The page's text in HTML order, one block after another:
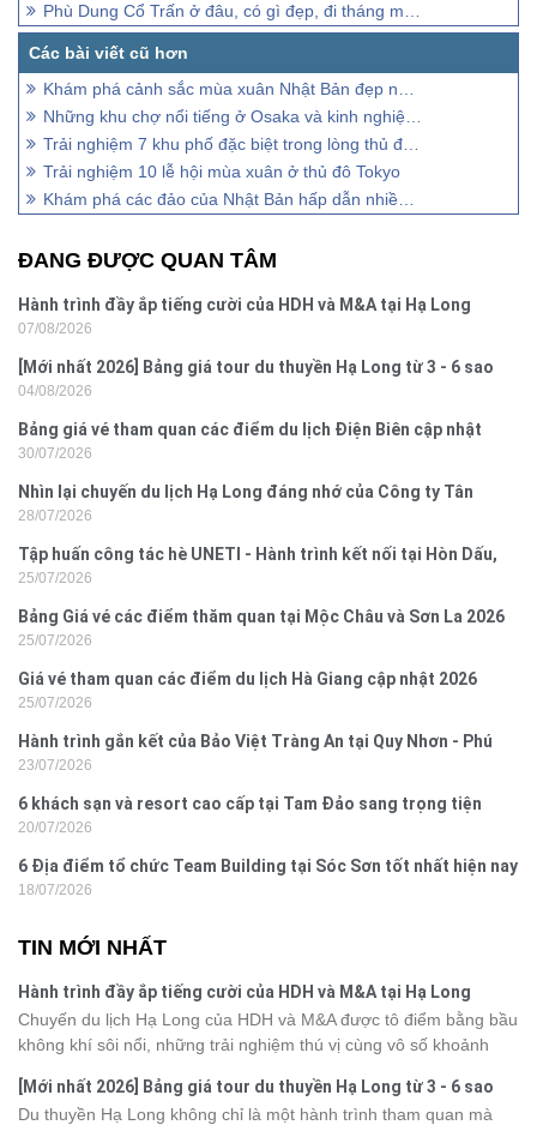
Phù Dung Cổ Trấn ở đâu, có gì đẹp, đi tháng mấy?
Khám phá cảnh sắc mùa xuân Nhật Bản đẹp như trong mơ
Những khu chợ nổi tiếng ở Osaka và kinh nghiệm mua sắm
Trải nghiệm 7 khu phố đặc biệt trong lòng thủ đô Tokyo
Trải nghiệm 10 lễ hội mùa xuân ở thủ đô Tokyo
Khám phá các đảo của Nhật Bản hấp dẫn nhiều du khách nhất
ĐANG ĐƯỢC QUAN TÂM
Hành trình đầy ắp tiếng cười của HDH và M&A tại Hạ Long
07/08/2026
[Mới nhất 2026] Bảng giá tour du thuyền Hạ Long từ 3 - 6 sao
04/08/2026
Bảng giá vé tham quan các điểm du lịch Điện Biên cập nhật
2026
30/07/2026
Nhìn lại chuyến du lịch Hạ Long đáng nhớ của Công ty Tân
Hưng 2026
28/07/2026
Tập huấn công tác hè UNETI - Hành trình kết nối tại Hòn Dấu,
Đồ Sơn
25/07/2026
Bảng Giá vé các điểm thăm quan tại Mộc Châu và Sơn La 2026
25/07/2026
Giá vé tham quan các điểm du lịch Hà Giang cập nhật 2026
25/07/2026
Hành trình gắn kết của Bảo Việt Tràng An tại Quy Nhơn - Phú
Yên
23/07/2026
6 khách sạn và resort cao cấp tại Tam Đảo sang trọng tiện
nghi
20/07/2026
6 Địa điểm tổ chức Team Building tại Sóc Sơn tốt nhất hiện nay
18/07/2026
TIN MỚI NHẤT
Hành trình đầy ắp tiếng cười của HDH và M&A tại Hạ Long
Chuyến du lịch Hạ Long của HDH và M&A được tô điểm bằng bầu
không khí sôi nổi, những trải nghiệm thú vị cùng vô số khoảnh
phút giây đồng hành bên nhau, tất cả đã tạo nên một chuyến đi
tràn đầy cảm xúc và dấu ấn khó quên.
[Mới nhất 2026] Bảng giá tour du thuyền Hạ Long từ 3 - 6 sao
Du thuyền Hạ Long không chỉ là một hành trình tham quan mà